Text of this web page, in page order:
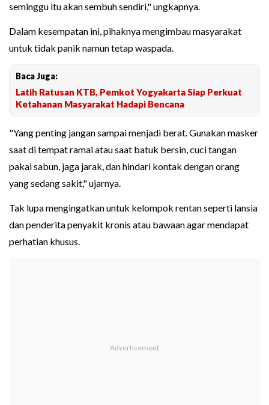
seminggu itu akan sembuh sendiri," ungkapnya.
Dalam kesempatan ini, pihaknya mengimbau masyarakat
untuk tidak panik namun tetap waspada.
Baca Juga:
Latih Ratusan KTB, Pemkot Yogyakarta Siap Perkuat
Ketahanan Masyarakat Hadapi Bencana
"Yang penting jangan sampai menjadi berat. Gunakan masker
saat di tempat ramai atau saat batuk bersin, cuci tangan
pakai sabun, jaga jarak, dan hindari kontak dengan orang
yang sedang sakit," ujarnya.
Tak lupa mengingatkan untuk kelompok rentan seperti lansia
dan penderita penyakit kronis atau bawaan agar mendapat
perhatian khusus.